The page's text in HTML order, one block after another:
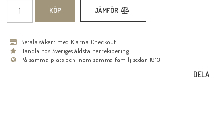
KÖP JÄMFÖR
Betala säkert med Klarna Checkout
Handla hos Sveriges äldsta herrekipering
På samma plats och inom samma familj sedan 1913
DELA